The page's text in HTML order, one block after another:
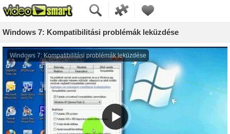
Windows 7: Kompatibilitási problémák leküzdése